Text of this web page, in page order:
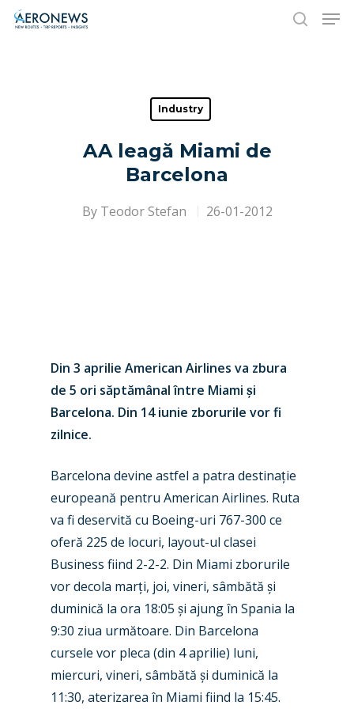
Hit enter to search or ESC to close
Industry
AA leagă Miami de
Barcelona
By Teodor Stefan 26-01-2012
Din 3 aprilie American Airlines va zbura
de 5 ori săptămânal între Miami și
Barcelona. Din 14 iunie zborurile vor fi
zilnice.
Barcelona devine astfel a patra destinație
europeană pentru American Airlines. Ruta
va fi deservită cu Boeing-uri 767-300 ce
oferă 225 de locuri, layout-ul clasei
Business fiind 2-2-2. Din Miami zborurile
vor decola marți, joi, vineri, sâmbătă și
duminică la ora 18:05 și ajung în Spania la
9:30 ziua următoare. Din Barcelona
cursele vor pleca (din 4 aprilie) luni,
miercuri, vineri, sâmbătă și duminică la
11:30, aterizarea în Miami fiind la 15:45.
New Routes
Industry
Accidents / Incidents
Airshows
Dubai 2025
Paris 2025
Business Jets
Military